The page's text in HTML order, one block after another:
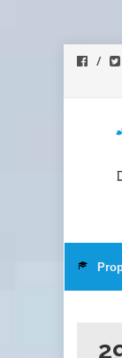
contenu